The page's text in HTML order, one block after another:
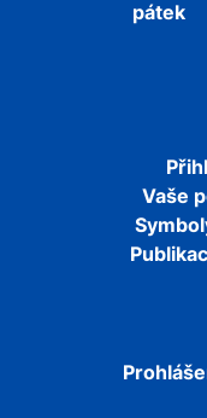
pátek
Vaše